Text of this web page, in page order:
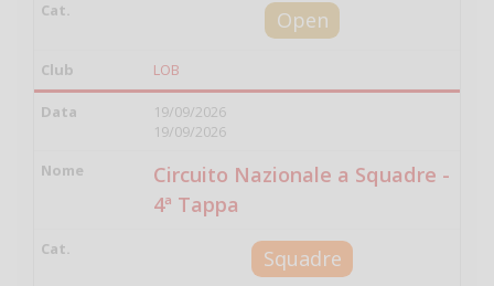
Open
LOB
19/09/2026
19/09/2026
Circuito Nazionale a Squadre -
4ª Tappa
Squadre